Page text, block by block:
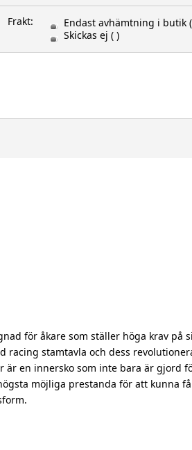
Frakt: Endast avhämtning i butik
Skickas ej ( )
för åkare som ställer höga krav
stamtavla och dess
är en innersko som inte bara är gjord
möjliga prestanda för att kunna